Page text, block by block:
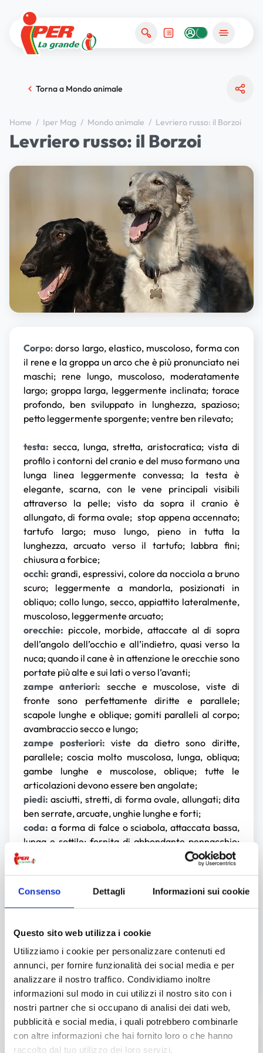
Consenso Dettagli Informazioni sui cookie
Questo sito web utilizza i cookie
Utilizziamo i cookie per personalizzare contenuti ed
annunci, per fornire funzionalità dei social media e per
analizzare il nostro traffico. Condividiamo inoltre
informazioni sul modo in cui utilizzi il nostro sito con i
nostri partner che si occupano di analisi dei dati web,
pubblicità e social media, i quali potrebbero combinarle
con altre informazioni che hai fornito loro o che hanno
raccolto dal tuo utilizzo dei loro servizi.
Torna a Mondo animale
Home / Iper Mag / Mondo animale / Levriero russo: il Borzoi
Levriero russo: il Borzoi
Corpo: dorso largo, elastico, muscoloso, forma con
il rene e la groppa un arco che è più pronunciato nei
maschi; rene lungo, muscoloso, moderatamente
largo; groppa larga, leggermente inclinata; torace
profondo, ben sviluppato in lunghezza, spazioso;
petto leggermente sporgente; ventre ben rilevato;
testa:secca, lunga, stretta, aristocratica; vista di
profilo i contorni del cranio e del muso formano una
lunga linea leggermente convessa; la testa è
elegante, scarna, con le vene principali visibili
attraverso la pelle; visto da sopra il cranio è
allungato, di forma ovale; stop appena accennato;
tartufo largo; muso lungo, pieno in tutta la
lunghezza, arcuato verso il tartufo; labbra fini;
chiusura a forbice;
occhi: grandi, espressivi, colore da nocciola a bruno
scuro; leggermente a mandorla, posizionati in
obliquo; collo lungo, secco, appiattito lateralmente,
muscoloso, leggermente arcuato;
orecchie: piccole, morbide, attaccate al di sopra
dell’angolo dell’occhio e all’indietro, quasi verso la
nuca; quando il cane è in attenzione le orecchie sono
portate più alte e sui lati o verso l’avanti;
zampe anteriori: secche e muscolose, viste di
fronte sono perfettamente diritte e parallele;
scapole lunghe e oblique; gomiti paralleli al corpo;
avambraccio secco e lungo;
zampe posteriori:viste da dietro sono diritte,
parallele; coscia molto muscolosa, lunga, obliqua;
gambe lunghe e muscolose, oblique; tutte le
articolazioni devono essere ben angolate;
piedi:asciutti, stretti, di forma ovale, allungati; dita
ben serrate, arcuate, unghie lunghe e forti;
coda: a forma di falce o sciabola, attaccata bassa,
lunga e sottile; fornita di abbondante pennacchio;
quando il cane è a riposo cade verso il basso;
quando è in azione è rialzata, non deve però
mantello
: pelo soffice, serico, morbido, ondulato o
che forma riccioli; su testa, orecchie e arti il pelo è
colori:tutti i colori sono accettati, uniformi o
pezzati, tranne qualsiasi combinazione che
comporti il blu, il marrone e tutti i derivati;
Il carattere